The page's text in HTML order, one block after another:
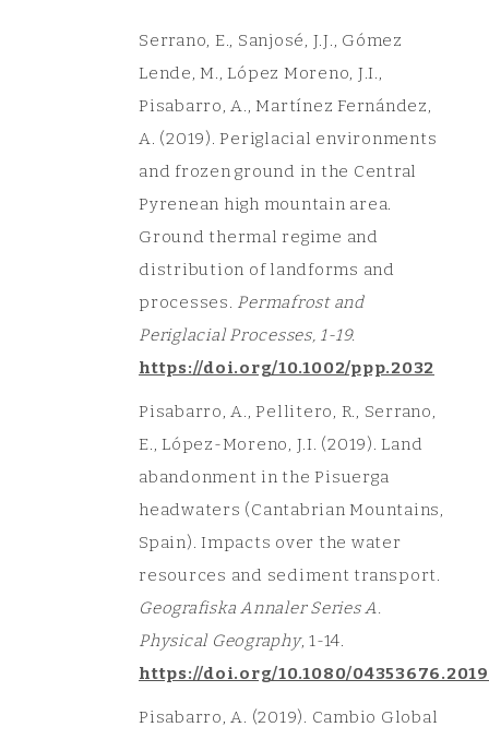
Serrano, E., Sanjosé, J.J., Gómez
Lende, M., López Moreno, J.I.,
Pisabarro, A., Martínez Fernández,
A. (2019). Periglacial environments
and frozen ground in the Central
Pyrenean high mountain area.
Ground thermal regime and
distribution of landforms and
processes. Permafrost and
Periglacial Processes, 1-19.
https://doi.org/10.1002/ppp.2032
Pisabarro, A., Pellitero, R., Serrano,
E., López-Moreno, J.I. (2019). Land
abandonment in the Pisuerga
headwaters (Cantabrian Mountains,
Spain). Impacts over the water
resources and sediment transport.
Geografiska Annaler Series A.
Physical Geography, 1-14.
https://doi.org/10.1080/
Pisabarro, A. (2019). Cambio Global